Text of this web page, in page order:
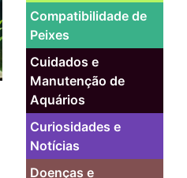
Compatibilidade de
Peixes
Cuidados e
Manutenção de
Aquários
Curiosidades e
Notícias
Doenças e